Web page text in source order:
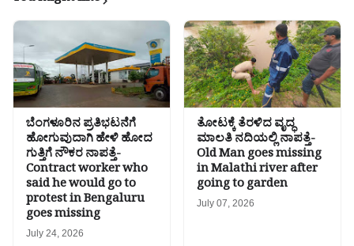
ಬೆಂಗಳೂರಿನ ಪ್ರತಿಭಟನೆಗೆ
ಹೋಗುವುದಾಗಿ ಹೇಳಿ ಹೋದ
ಗುತ್ತಿಗೆ ನೌಕರ ನಾಪತ್ತೆ-
Contract worker who
said he would go to
protest in Bengaluru
goes missing
July 24, 2026
ತೋಟಕ್ಕೆ ತೆರಳಿದ ವೃದ್ಧ
ಮಾಲತಿ ನದಿಯಲ್ಲಿ ನಾಪತ್ತೆ-
Old Man goes missing
in Malathi river after
going to garden
July 07, 2026